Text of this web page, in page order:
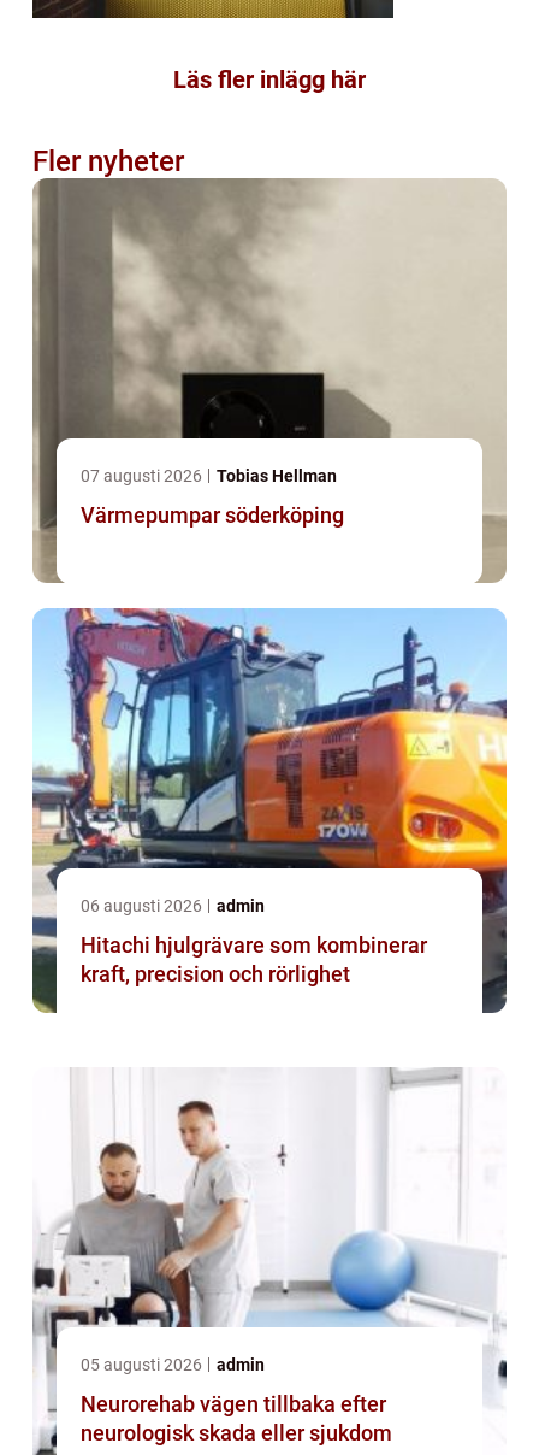
Läs fler inlägg här
Fler nyheter
07 augusti 2026 Tobias Hellman
Värmepumpar söderköping
06 augusti 2026 admin
Hitachi hjulgrävare som kombinerar
kraft, precision och rörlighet
05 augusti 2026 admin
Neurorehab vägen tillbaka efter
neurologisk skada eller sjukdom